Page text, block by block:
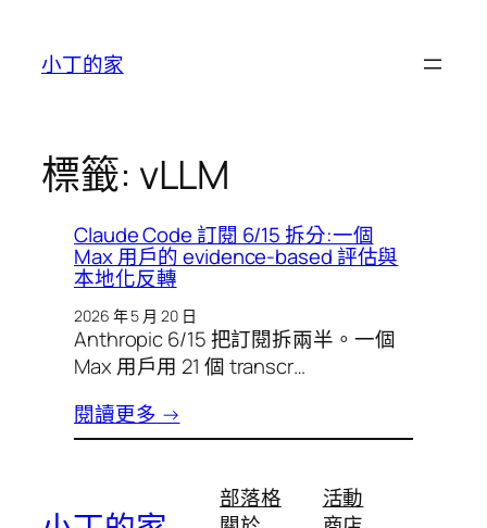
小丁的家
標籤: vLLM
Claude Code 訂閱 6/15 拆分:一個
Max 用戶的 evidence-based 評估與
本地化反轉
2026 年 5 月 20 日
Anthropic 6/15 把訂閱拆兩半。一個
Max 用戶用 21 個 transcr…
閱讀更多 →
部落格
活動